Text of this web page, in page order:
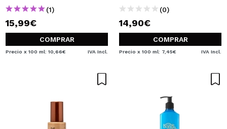
(1)
15,99€
COMPRAR
Precio x 100 ml: 10,66€ IVA Incl.
(0)
14,90€
COMPRAR
Precio x 100 ml: 7,45€ IVA Incl.